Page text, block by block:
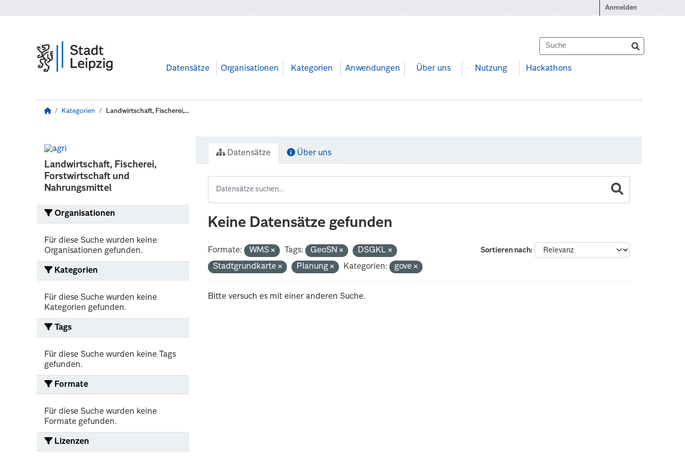
Anmelden
Datensätze Organisationen Kategorien Anwendungen Über uns Nutzung Hackathons
Kategorien Landwirtschaft, Fischerei,...
Landwirtschaft, Fischerei,
Forstwirtschaft und
Nahrungsmittel
Organisationen
Für diese Suche wurden keine
Organisationen gefunden.
Kategorien
Für diese Suche wurden keine
Kategorien gefunden.
Tags
Für diese Suche wurden keine Tags
gefunden.
Formate
Für diese Suche wurden keine
Formate gefunden.
Lizenzen
Datensätze Über uns
Keine Datensätze gefunden
Sortieren nach
Formate: WMS Tags: GeoSN
DSGKL
Stadtgrundkarte
Planung Kategorien: gove
Bitte versuch es mit einer anderen Suche.